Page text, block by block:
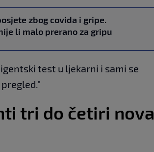
zbog covida i gripe.
li malo prerano za gripu
test u ljekarni i sami se
tri do četiri nova